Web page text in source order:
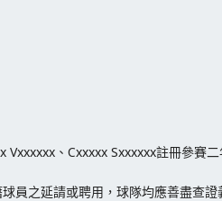
、Cxxxxx Sxxxxxx註冊參賽
員之延請或聘用，球隊均應善盡查證